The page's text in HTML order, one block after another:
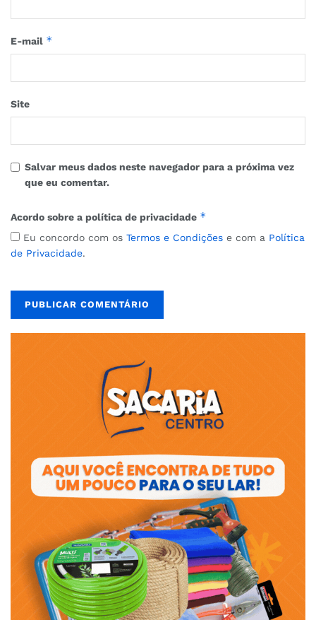
E-mail *
Site
Salvar meus dados neste navegador para a próxima vez
que eu comentar.
Acordo sobre a política de privacidade *
Eu concordo com os Termos e Condições e com a Política
de Privacidade.